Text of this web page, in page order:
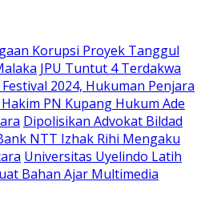
Korupsi Proyek Tanggul
JPU Tuntut 4 Terdakwa
2024, Hukuman Penjara
PN Kupang Hukum Ade
Dipolisikan Advokat Bildad
NTT Izhak Rihi Mengaku
Universitas Uyelindo Latih
Bahan Ajar Multimedia